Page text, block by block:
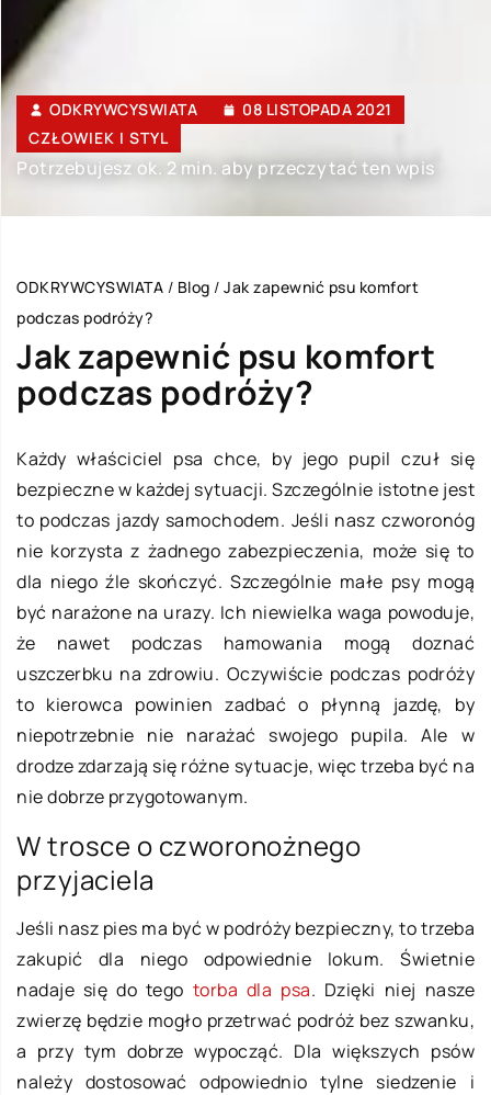
ODKRYWCYSWIATA
08 LISTOPADA 2021
CZŁOWIEK I STYL
Potrzebujesz ok. 2 min. aby przeczytać ten wpis
ODKRYWCYSWIATA / Blog / Jak zapewnić psu komfort
podczas podróży?
Jak zapewnić psu komfort
podczas podróży?
Każdy właściciel psa chce, by jego pupil czuł się
bezpieczne w każdej sytuacji. Szczególnie istotne jest
to podczas jazdy samochodem. Jeśli nasz czworonóg
nie korzysta z żadnego zabezpieczenia, może się to
dla niego źle skończyć. Szczególnie małe psy mogą
być narażone na urazy. Ich niewielka waga powoduje,
że nawet podczas hamowania mogą doznać
uszczerbku na zdrowiu. Oczywiście podczas podróży
to kierowca powinien zadbać o płynną jazdę, by
niepotrzebnie nie narażać swojego pupila. Ale w
drodze zdarzają się różne sytuacje, więc trzeba być na
nie dobrze przygotowanym.
W trosce o czworonożnego
przyjaciela
Jeśli nasz pies ma być w podróży bezpieczny, to trzeba
zakupić dla niego odpowiednie lokum. Świetnie
nadaje się do tego torba dla psa. Dzięki niej nasze
zwierzę będzie mogło przetrwać podróż bez szwanku,
a przy tym dobrze wypocząć. Dla większych psów
należy dostosować odpowiednio tylne siedzenie i